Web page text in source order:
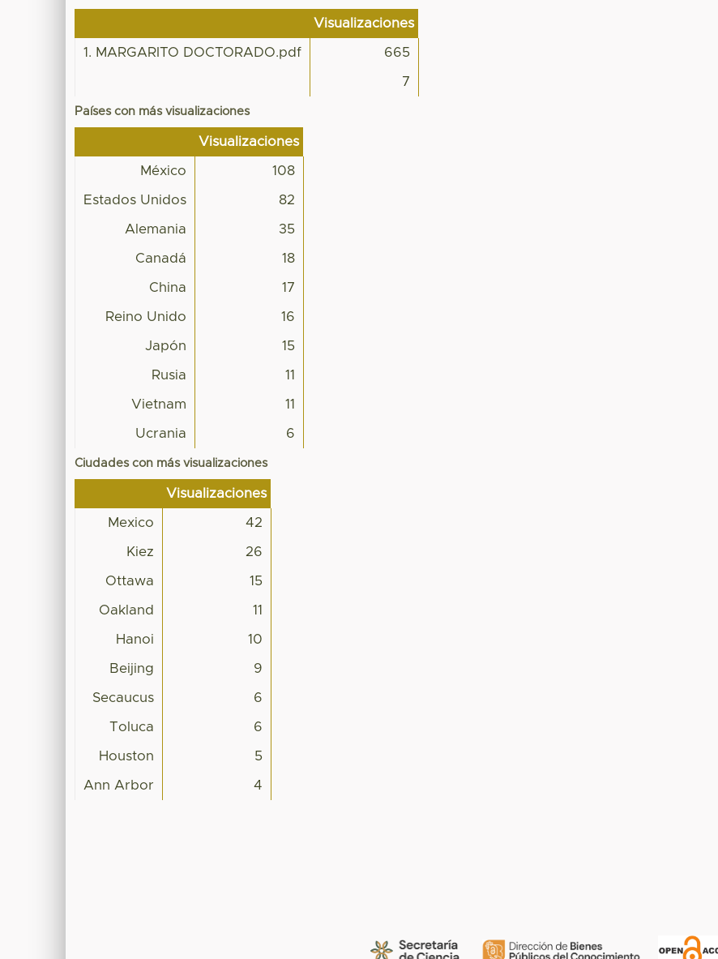
Visualizaciones
1. MARGARITO DOCTORADO.pdf 665
7
Países con más visualizaciones
Visualizaciones
México 108
Estados Unidos 82
Alemania 35
Canadá 18
China 17
Reino Unido 16
Japón 15
Rusia 11
Vietnam 11
Ucrania 6
Ciudades con más visualizaciones
Visualizaciones
Mexico 42
Kiez 26
Ottawa 15
Oakland 11
Hanoi 10
Beijing 9
Secaucus 6
Toluca 6
Houston 5
Ann Arbor 4